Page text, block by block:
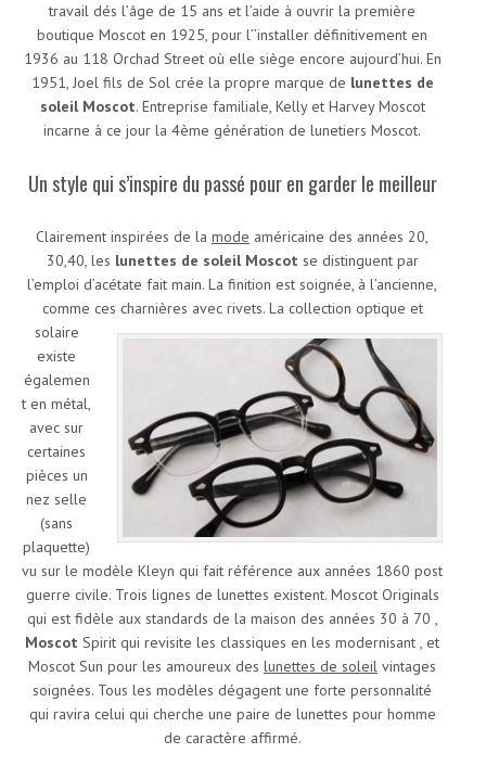
travail dés l’âge de 15 ans et l’aide à ouvrir la première
boutique Moscot en 1925, pour l’’installer définitivement en
1936 au 118 Orchad Street où elle siège encore aujourd’hui. En
1951, Joel fils de Sol crée la propre marque de lunettes de
soleil Moscot. Entreprise familiale, Kelly et Harvey Moscot
incarne à ce jour la 4ème génération de lunetiers Moscot.
Un style qui s’inspire du passé pour en garder le meilleur
Clairement inspirées de la mode américaine des années 20,
30,40, les lunettes de soleil Moscot se distinguent par
l’emploi d’acétate fait main. La finition est soignée, à l’ancienne,
comme ces charnières avec rivets. La collection optique et
solaire
existe
égalemen
t en métal,
avec sur
certaines
pièces un
nez selle
(sans
plaquette)
vu sur le modèle Kleyn qui fait référence aux années 1860 post
guerre civile. Trois lignes de lunettes existent. Moscot Originals
qui est fidèle aux standards de la maison des années 30 à 70 ,
Moscot Spirit qui revisite les classiques en les modernisant , et
Moscot Sun pour les amoureux des lunettes de soleil vintages
soignées. Tous les modèles dégagent une forte personnalité
qui ravira celui qui cherche une paire de lunettes pour homme
de caractère affirmé.